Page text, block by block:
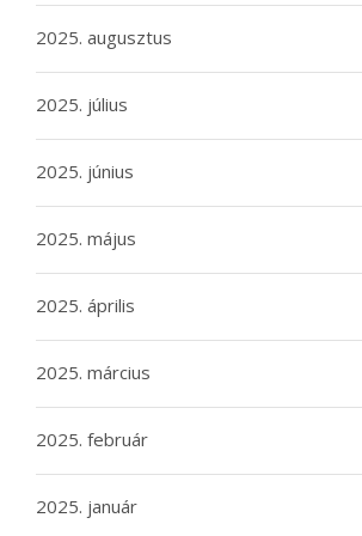
2025. augusztus
2025. július
2025. június
2025. május
2025. április
2025. március
2025. február
2025. január